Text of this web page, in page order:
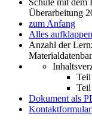
Schule mit dem
Überarbeitung
zum Anfang
Alles aufklappen
Anzahl der
Dokument als
Kontaktformular